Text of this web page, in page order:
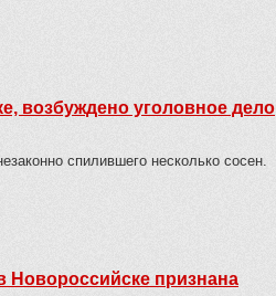
возбуждено уголовное дело
спилившего несколько сосен.
Новороссийске признана